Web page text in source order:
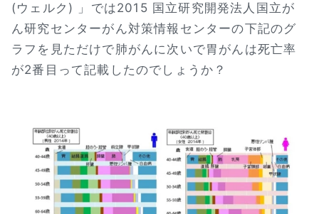
(ウェルク) 」では2015 国立研究開発法人国立が
ん研究センターがん対策情報センターの下記のグ
ラフを見ただけで肺がんに次いで胃がんは死亡率
が2番目って記載したのでしょうか？